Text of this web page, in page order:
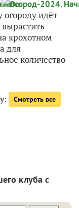
идёт
крохотном
для
количество
: Смотреть все
клуба с